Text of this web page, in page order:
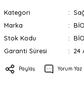
Kategori
Marka
Stok Kodu
Garanti Süresi
24
Paylaş Yorum Yaz